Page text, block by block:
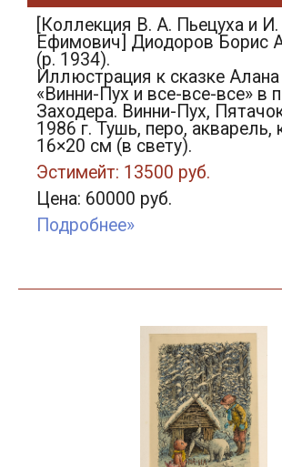
[Коллекция В. А. Пьецуха и
Ефимович] Диодоров Борис
(р. 1934).
Иллюстрация к сказке
«Винни-Пух и все-все-все» в
Заходера. Винни-Пух,
1986 г. Тушь, перо, акварель,
16×20 см (в свету).
Эстимейт: 13500 руб.
Цена: 60000 руб.
Подробнее»